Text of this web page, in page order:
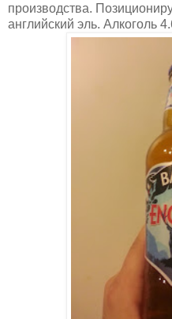
производства.
английский эль. Алкоголь